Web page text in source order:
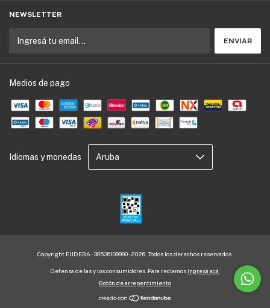
NEWSLETTER
Medios de pago
Idiomas y monedas
Copyright EUDEBA - 30536109990 - 2026. Todos los derechos reservados.
Defensa de las y los consumidores. Para reclamos ingresá acá.
Botón de arrepentimiento